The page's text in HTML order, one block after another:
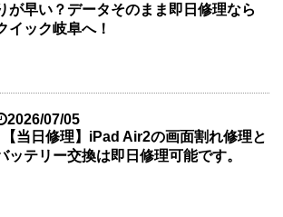
が早い？データそのまま即日修理なら
イック岐阜へ！
2026/07/05
【当日修理】iPad Air2の画面割れ修理と
ッテリー交換は即日修理可能です。